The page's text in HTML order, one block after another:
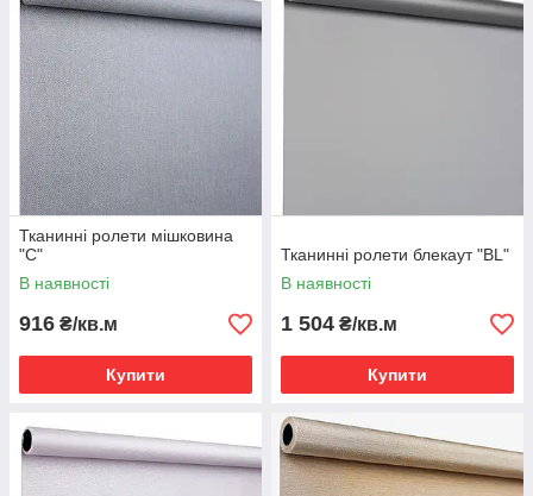
Тканинні ролети мішковина
"С"
В наявності
916 ₴/кв.м
Купити
Тканинні ролети блекаут "BL"
В наявності
1 504 ₴/кв.м
Купити